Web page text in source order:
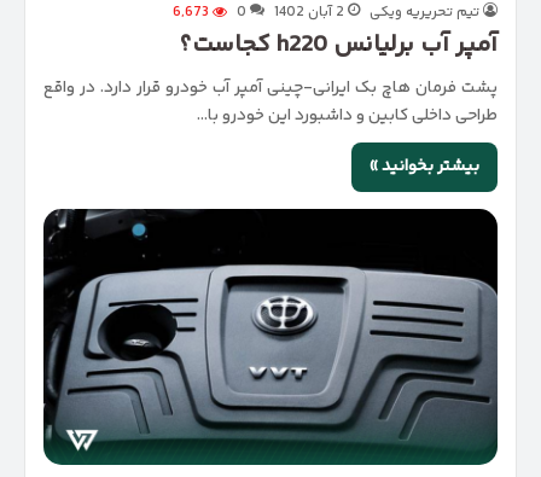
تیم تحریریه ویکی 2 آبان 1402 0
6,673
آمپر آب برلیانس h220 کجاست؟
پشت فرمان هاچ بک ایرانی-چینی آمپر آب خودرو قرار دارد. در واقع
طراحی داخلی کابین و داشبورد این خودرو با…
بیشتر بخوانید »